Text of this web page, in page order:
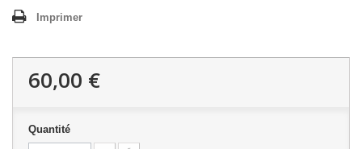
Imprimer
60,00 €
Quantité